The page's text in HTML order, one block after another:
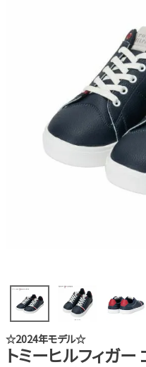
☆2024年モデル☆
トミーヒルフィガー